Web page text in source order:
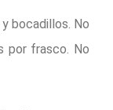
bocadillos. No
por frasco. No